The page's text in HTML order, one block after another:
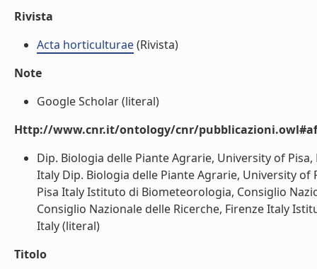
Rivista
Acta horticulturae(Rivista)
Note
Google Scholar (literal)
Http://www.cnr.it/ontology/cnr/
Dip. Biologia delle Piante Agrarie, University of
Italy Dip. Biologia delle Piante Agrarie, University of
Pisa Italy Istituto di Biometeorologia, Consiglio
Consiglio Nazionale delle Ricerche, Firenze Italy
Italy (literal)
Titolo